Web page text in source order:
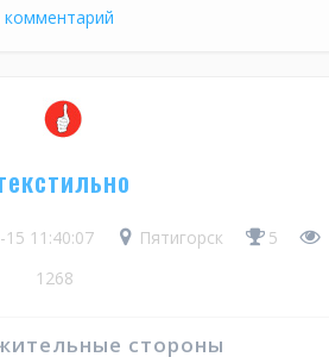
15 11:40:07 Пятигорск
5
1268
стороны